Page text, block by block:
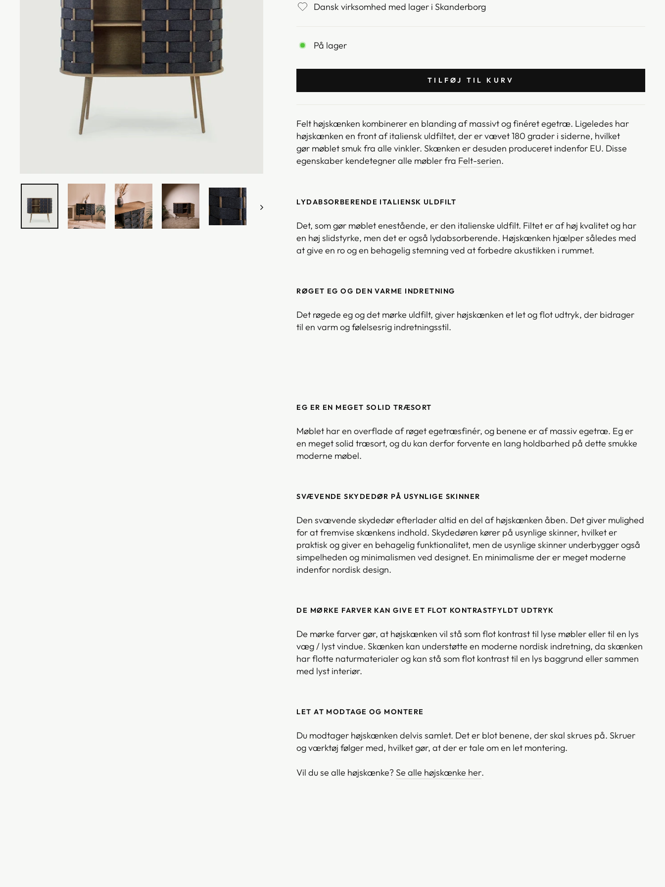
Dansk virksomhed med lager i Skanderborg
På lager
TILFØJ TIL KURV
Felt højskænken kombinerer en blanding af massivtog finéretegetræ. Ligeledes har
højskænken en front af italiensk uldfiltet, der er vævet 180 grader i siderne, hvilket
gør møblet smuk fra alle vinkler. Skænken er desuden produceret indenfor EU. Disse
egenskaber kendetegneralle møblerfra Felt-serien.
LYDABSORBERENDE ITALIENSK ULDFILT
Det, som gør møblet enestående, er den italienske uldfilt. Filteter af høj kvalitet og har
en høj slidstyrke, men det er også lydabsorberende. Højskænken hjælper således med
at give en ro og en behagelig stemning ved at forbedre akustikken i rummet.
RØGET EG OG DEN VARME INDRETNING
Det røgede eg og det mørke uldfilt, giver højskænken et let og flot udtryk, der bidrager
til en varm og følelsesrig indretningsstil.
EG ER EN MEGET SOLID TRÆSORT
Møblet har en overflade af røget egetræsfinér, og benene er af massiv egetræ. Eg er
en meget solid træsort, og du kan derfor forvente en lang holdbarhed på dette smukke
moderne møbel.
SVÆVENDE SKYDEDØR PÅ USYNLIGE SKINNER
Den svævende skydedør efterlader altid en del af højskænken åben. Det giver mulighed
for at fremvise skænkens indhold. Skydedøren kører på usynlige skinner, hvilket er
praktisk og giver en behagelig funktionalitet, men de usynlige skinner underbygger også
simpelheden og minimalismen ved designet. En minimalisme der er meget moderne
indenfor nordisk design.
DE MØRKE FARVER KAN GIVE ET FLOT KONTRASTFYLDT UDTRYK
De mørke farver gør, at højskænken vil stå som flot kontrast til lyse møbler eller til en lys
væg / lyst vindue. Skænken kan understøtte en moderne nordisk indretning, da skænken
har flotte naturmaterialer og kan stå som flot kontrast til en lys baggrund eller sammen
med lyst interiør.
LET AT MODTAGE OG MONTERE
Du modtager højskænken delvis samlet. Det er blot benene, derskal skrues på. Skruer
og værktøj følger med, hvilket gør, at der er tale om en let montering.
Vil du se alle højskænke? Se alle højskænke her.